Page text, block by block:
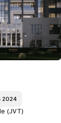
2024
(JVT)